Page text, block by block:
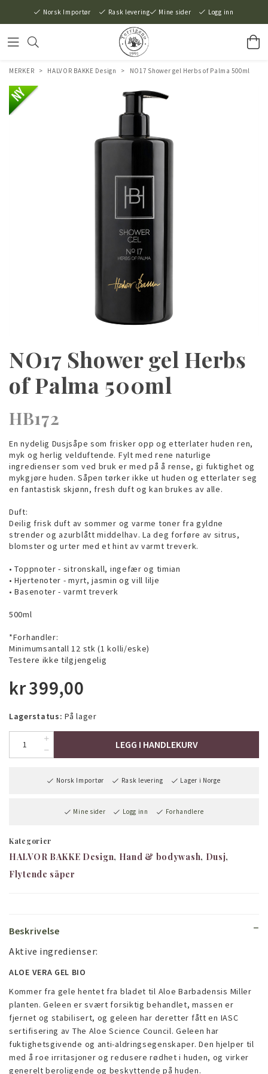
Norsk Importør Rask levering Mine sider Logg inn
MERKER > HALVOR BAKKE Design > NO17 Shower gel Herbs of Palma 500ml
NO17 Shower gel Herbs
of Palma 500ml
HB172
En nydelig Dusjsåpe som frisker opp og etterlater huden ren,
myk og herlig velduftende. Fylt med rene naturlige
ingredienser som ved bruk er med på å rense, gi fuktighet og
mykgjøre huden. Såpen tørker ikke ut huden og etterlater seg
en fantastisk skjønn, fresh duft og kan brukes av alle.
Duft:
Deilig frisk duft av sommer og varme toner fra gyldne
strender og azurblått middelhav. La deg forføre av sitrus,
blomster og urter med et hint av varmt treverk.
• Toppnoter - sitronskall, ingefær og timian
• Hjertenoter - myrt, jasmin og vill lilje
• Basenoter - varmt treverk
500ml
*Forhandler:
Minimumsantall 12 stk (1 kolli/eske)
Testere ikke tilgjengelig
kr399,00
Lagerstatus: På lager
LEGG I HANDLEKURV
Norsk Importør Rask levering Lager i Norge
Mine sider Logg inn Forhandlere
Kategorier
HALVOR BAKKE Design Hand & bodywash Dusj
Flytende såper
Beskrivelse
Aktive ingredienser:
ALOE VERA GEL BIO
Kommer fra gele hentet fra bladet til Aloe Barbadensis Miller
planten. Geleen er svært forsiktig behandlet, massen er
fjernet og stabilisert, og geleen har deretter fått en IASC
sertifisering av The Aloe Science Council. Geleen har
fuktighetsgivende og anti-aldringsegenskaper. Den hjelper til
med å roe irritasjoner og redusere rødhet i huden, og virker
generelt beroligende og beskyttende på huden.